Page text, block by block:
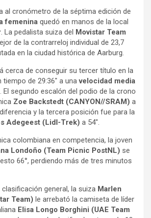
al cronómetro de la séptima edición de
femenina quedó en manos de la local
. La pedalista suiza del Movistar Team
de la contrarreloj individual de 23,7
en la ciudad histórica de Aarburg.
cerca de conseguir su tercer título en la
tiempo de 29:36″ a unavelocidad media
. El segundo escalón del podio de la crono
Zoe Backstedt (CANYON//SRAM) a
y la tercera posición fue para la
Adegeest (Lidl-Trek) a 54″.
colombiana en competencia, la joven
Londoño (Team Picnic PostNL) se
66°, perdiendo más de tres minutos
general, la suiza Marlen
Team) le arrebató la camiseta de líder
Elisa Longo Borghini (UAE Team